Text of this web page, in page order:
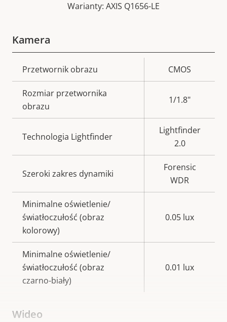
Warianty: AXIS Q1656-LE
Kamera
Opis
nieruchomości
nieruchomości
Przetwornik obrazu CMOS
Rozmiar przetwornika
obrazu
1/1.8"
Technologia Lightfinder
Lightfinder
2.0
Szeroki zakres dynamiki
Forensic
WDR
Minimalne oświetlenie/
światłoczułość (obraz
kolorowy)
0.05 lux
Minimalne oświetlenie/
światłoczułość (obraz
czarno-biały)
0.01 lux
Wideo